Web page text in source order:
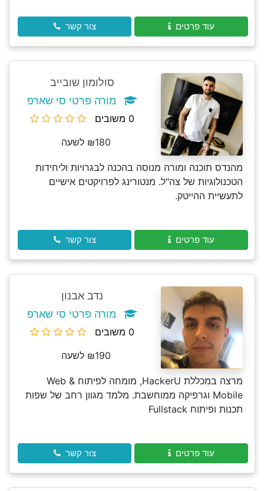
עוד פרטים צור קשר
סולומון שובייב
מורה פרטי סי שארפ
0 משובים
₪180 לשעה
מהנדס תוכנה ומורה מנוסה בהכנה לבגרויות וליחידות
הטכנולוגיות של צה"ל. מנטורינג לפרויקטים אישיים
לתעשיית ההייטק.
עוד פרטים צור קשר
נדב אבנון
מורה פרטי סי שארפ
0 משובים
₪190 לשעה
מרצה במכללת HackerU, מומחה לפיתוח Web &
Mobile וגרפיקה ממוחשבת. מלמד מגוון רחב של שפות
תכנות ופיתוח Fullstack
עוד פרטים צור קשר